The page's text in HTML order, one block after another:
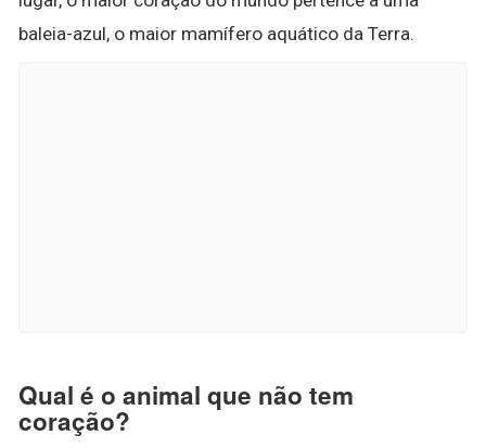
baleia-azul, o maior mamífero aquático da Terra.
Qual é o animal que não tem
coração?